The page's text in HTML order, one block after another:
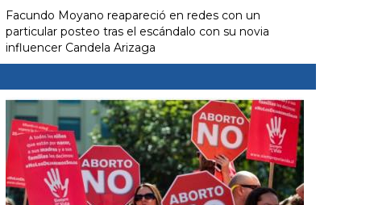
Facundo Moyano reapareció en redes con un
particular posteo tras el escándalo con su novia
influencer Candela Arizaga